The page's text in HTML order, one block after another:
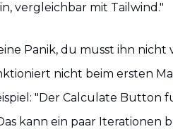
vergleichbar mit Tailwind."
Panik, du musst ihn nicht
nicht beim ersten
"Der Calculate Button
kann ein paar Iterationen